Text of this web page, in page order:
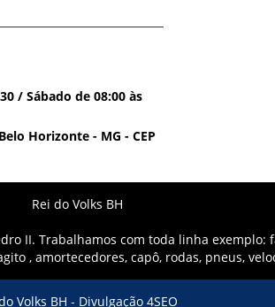
/ Sábado de 08:00 às
Horizonte - MG - CEP
Rei do Volks BH
II. Trabalhamos com toda linha
, amortecedores, capô, rodas, pneus,
Volks BH - Divulgação 4SEO